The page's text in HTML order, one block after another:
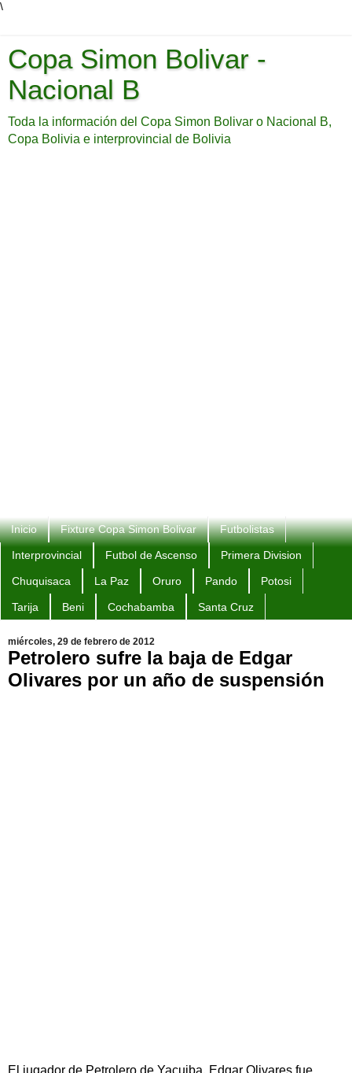
\
Copa Simon Bolivar -
Nacional B
Toda la información del Copa Simon Bolivar o Nacional B,
Copa Bolivia e interprovincial de Bolivia
Inicio Fixture Copa Simon Bolivar Futbolistas
Interprovincial Futbol de Ascenso Primera Division
Chuquisaca La Paz Oruro Pando Potosi
Tarija Beni Cochabamba Santa Cruz
miércoles, 29 de febrero de 2012
Petrolero sufre la baja de Edgar
Olivares por un año de suspensión
El jugador de Petrolero de Yacuiba, Edgar Olivares fue